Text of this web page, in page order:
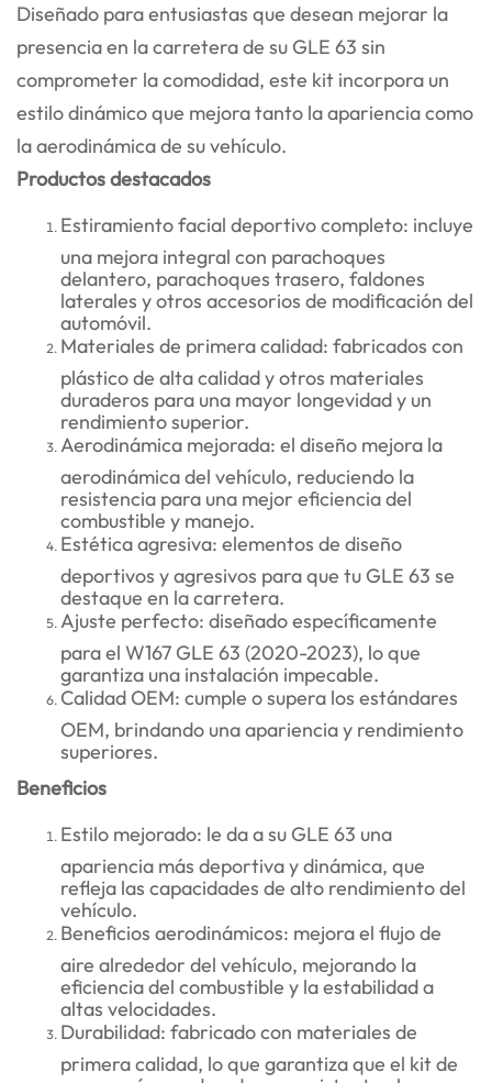
Diseñado para entusiastas que desean mejorar la
presencia en la carretera de su GLE 63 sin
comprometer la comodidad, este kit incorpora un
estilo dinámico que mejora tanto la apariencia como
la aerodinámica de su vehículo.
Productos destacados
Estiramiento facial deportivo completo: incluye
una mejora integral con parachoques
delantero, parachoques trasero, faldones
laterales y otros accesorios de modificación del
automóvil.
Materiales de primera calidad: fabricados con
plástico de alta calidad y otros materiales
duraderos para una mayor longevidad y un
rendimiento superior.
Aerodinámica mejorada: el diseño mejora la
aerodinámica del vehículo, reduciendo la
resistencia para una mejor eficiencia del
combustible y manejo.
Estética agresiva: elementos de diseño
deportivos y agresivos para que tu GLE 63 se
destaque en la carretera.
Ajuste perfecto: diseñado específicamente
para el W167 GLE 63 (2020-2023), lo que
garantiza una instalación impecable.
Calidad OEM: cumple o supera los estándares
OEM, brindando una apariencia y rendimiento
superiores.
Beneficios
Estilo mejorado: le da a su GLE 63 una
apariencia más deportiva y dinámica, que
refleja las capacidades de alto rendimiento del
vehículo.
Beneficios aerodinámicos: mejora el flujo de
aire alrededor del vehículo, mejorando la
eficiencia del combustible y la estabilidad a
altas velocidades.
Durabilidad: fabricado con materiales de
primera calidad, lo que garantiza que el kit de